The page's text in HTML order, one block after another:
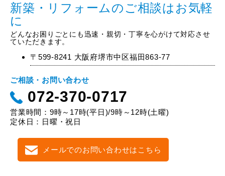
新築・リフォームのご相談はお気軽
に
どんなお困りごとにも迅速・親切・丁寧を心がけて対応させ
ていただきます。
〒599-8241 大阪府堺市中区福田863-77
ご相談・お問い合わせ
072-370-0717
営業時間：9時～17時(平日)/9時～12時(土曜)
定休日：日曜・祝日
メールでのお問い合わせはこちら